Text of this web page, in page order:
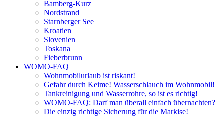
Bamberg-Kurz
Nordstrand
Starnberger See
Kroatien
Slovenien
Toskana
Fieberbrunn
WOMO-FAQ
Wohnmobilurlaub ist riskant!
Gefahr durch Keime! Wasserschlauch im Wohnmobil!
Tankreinigung und Wasserrohre, so ist es richtig!
WOMO-FAQ: Darf man überall einfach übernachten?
Die einzig richtige Sicherung für die Markise!